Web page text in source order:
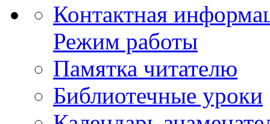
Контактная
Режим работы
Памятка читателю
Библиотечные уроки